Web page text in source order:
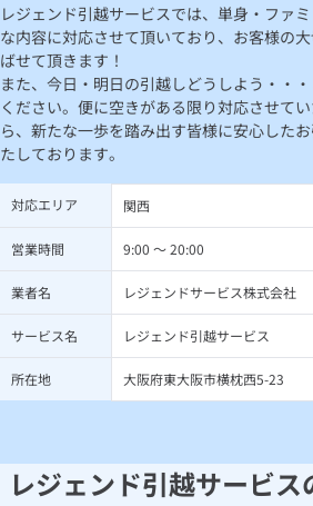
レジェンド引越サービスでは、単身・ファ
な内容に対応させて頂いており、お客様の
ばせて頂きます！
また、今日・明日の引越しどうしよう・・
ください。便に空きがある限り対応させて
ら、新たな一歩を踏み出す皆様に安心した
たしております。
対応エリア 関西
営業時間 9:00 ～ 20:00
業者名 レジェンドサービス株式会社
サービス名 レジェンド引越サービス
所在地 大阪府東大阪市横枕西5-23
レジェンド引越サービ